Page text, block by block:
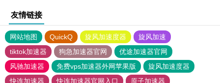
友情链接
网站地图 QuickQ 旋风加速度器
旋风加速
tiktok加速器
狗急加速器官网
优途加速器官网
风驰加速器
免费vps加速器外网苹果版
旋风加速度器
快连加速器
快连加速器官网入口 原子加速器